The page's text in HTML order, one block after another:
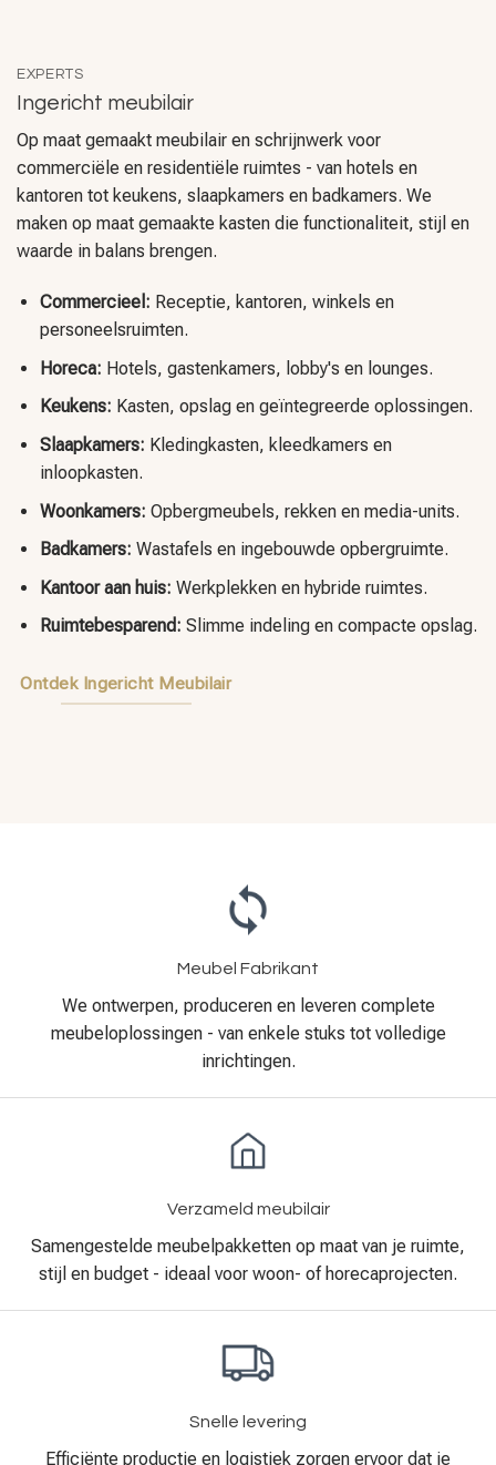
EXPERTS
Ingericht meubilair
Op maat gemaakt meubilair en schrijnwerk voor
commerciële en residentiële ruimtes - van hotels en
kantoren tot keukens, slaapkamers en badkamers. We
maken op maat gemaakte kasten die functionaliteit, stijl en
waarde in balans brengen.
Commercieel: Receptie, kantoren, winkels en
personeelsruimten.
Horeca: Hotels, gastenkamers, lobby's en lounges.
Keukens: Kasten, opslag en geïntegreerde oplossingen.
Slaapkamers: Kledingkasten, kleedkamers en
inloopkasten.
Woonkamers: Opbergmeubels, rekken en media-units.
Badkamers: Wastafels en ingebouwde opbergruimte.
Kantoor aan huis: Werkplekken en hybride ruimtes.
Ruimtebesparend: Slimme indeling en compacte opslag.
Ontdek Ingericht Meubilair
Meubel Fabrikant
We ontwerpen, produceren en leveren complete
meubeloplossingen - van enkele stuks tot volledige
inrichtingen.
Verzameld meubilair
Samengestelde meubelpakketten op maat van je ruimte,
stijl en budget - ideaal voor woon- of horecaprojecten.
Snelle levering
Efficiënte productie en logistiek zorgen ervoor dat je